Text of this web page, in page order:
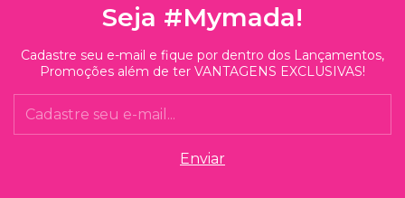
Seja #Mymada!
Cadastre seu e-mail e fique por dentro dos Lançamentos,
Promoções além de ter VANTAGENS EXCLUSIVAS!